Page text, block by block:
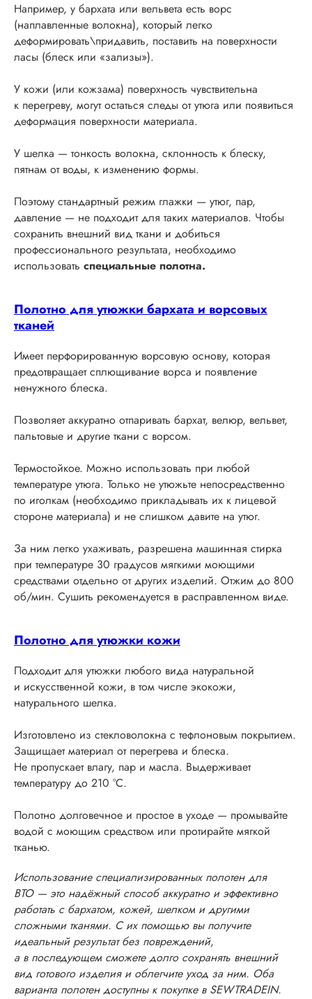
Например, у бархата или вельвета есть ворс
(наплавленные волокна), который легко
деформировать\придавить, поставить на поверхности
ласы (блеск или «зализы»).
У кожи (или кожзама) поверхность чувствительна
к перегреву, могут остаться следы от утюга или появиться
деформация поверхности материала.
У шелка — тонкость волокна, склонность к блеску,
пятнам от воды, к изменению формы.
Поэтому стандартный режим глажки — утюг, пар,
давление — не подходит для таких материалов. Чтобы
сохранить внешний вид ткани и добиться
профессионального результата, необходимо
использовать специальные полотна.
Полотно для утюжки бархата и ворсовых
тканей
Имеет перфорированную ворсовую основу, которая
предотвращает сплющивание ворса и появление
ненужного блеска.
Позволяет аккуратно отпаривать бархат, велюр, вельвет,
пальтовые и другие ткани с ворсом.
Термостойкое. Можно использовать при любой
температуре утюга. Только не утюжьте непосредственно
по иголкам (необходимо прикладывать их к лицевой
стороне материала) и не слишком давите на утюг.
За ним легко ухаживать, разрешена машинная стирка
при температуре 30 градусов мягкими моющими
средствами отдельно от других изделий. Отжим до 800
об/мин. Сушить рекомендуется в расправленном виде.
Полотно для утюжки кожи
Подходит для утюжки любого вида натуральной
и искусственной кожи, в том числе экокожи,
натурального шелка.
Изготовлено из стекловолокна с тефлоновым покрытием.
Защищает материал от перегрева и блеска.
Не пропускает влагу, пар и масла. Выдерживает
температуру до 210 °C.
Полотно долговечное и простое в уходе — промывайте
водой с моющим средством или протирайте мягкой
тканью.
Использование специализированных полотен для
ВТО — это надёжный способ аккуратно и эффективно
работать с бархатом, кожей, шелком и другими
сложными тканями. С их помощью вы получите
идеальный результат без повреждений,
а в последующем сможете долго сохранять внешний
вид готового изделия и облегчите уход за ним. Оба
варианта полотен доступны к покупке в SEWTRADEIN.